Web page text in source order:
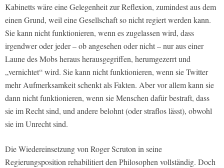
Kabinetts wäre eine Gelegenheit zur Reflexion, zumindest aus dem
einen Grund, weil eine Gesellschaft so nicht regiert werden kann.
Sie kann nicht funktionieren, wenn es zugelassen wird, dass
irgendwer oder jeder – ob angesehen oder nicht – nur aus einer
Laune des Mobs heraus herausgegriffen, herumgezerrt und
„vernichtet“ wird. Sie kann nicht funktionieren, wenn sie Twitter
mehr Aufmerksamkeit schenkt als Fakten. Aber vor allem kann sie
dann nicht funktionieren, wenn sie Menschen dafür bestraft, dass
sie im Recht sind, und andere belohnt (oder straflos lässt), obwohl
sie im Unrecht sind.
Die Wiedereinsetzung von Roger Scruton in seine
Regierungsposition rehabilitiert den Philosophen vollständig. Doch